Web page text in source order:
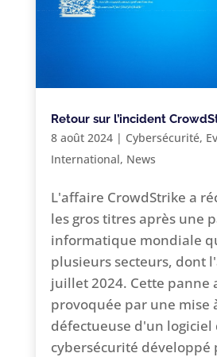
Retour sur l’incident
8 août 2024| Cybersécurité,
International, News
L'affaire CrowdStrike a
les gros titres après une
informatique mondiale
plusieurs secteurs, dont
juillet 2024. Cette panne
provoquée par une mise
défectueuse d'un logiciel
cybersécurité développé